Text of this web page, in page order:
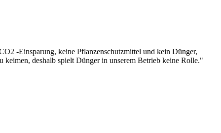
-Einsparung, keine Pflanzenschutzmittel und kein Dünger,
deshalb spielt Dünger in unserem Betrieb keine Rolle."